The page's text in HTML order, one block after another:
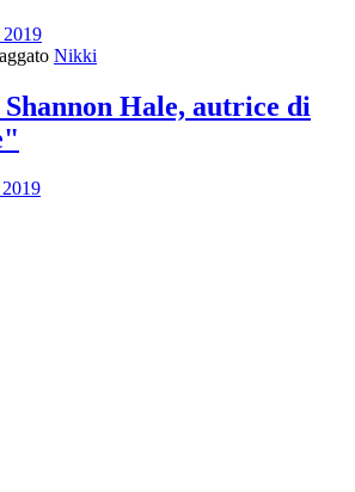
Nikki
Shannon Hale, autrice di